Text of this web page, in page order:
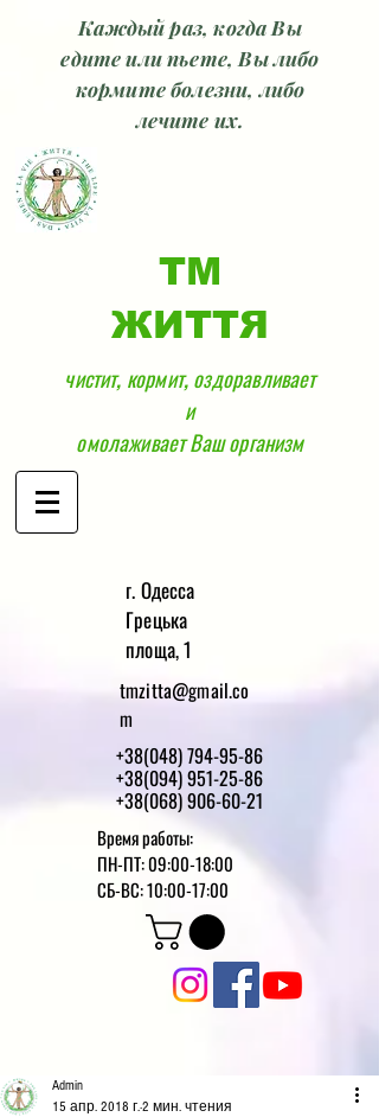
Каждый раз, когда Вы
едите или пьете, Вы либо
кормите болезни, либо
лечите их.
ТМ
ЖИТТЯ
чистит, кормит, оздоравливает
и
омолаживает Ваш организм
г. Одесса
Грецька
площа, 1
tmzitta@gmail.co
m
+38(048) 794-95-86
+38(094) 951-25-86
+38(068) 906-60-21
Время работы:
ПН-ПТ: 09:00-18:00
СБ-ВС: 10:00-17:00
Admin
15 апр. 2018 г.2 мин. чтения